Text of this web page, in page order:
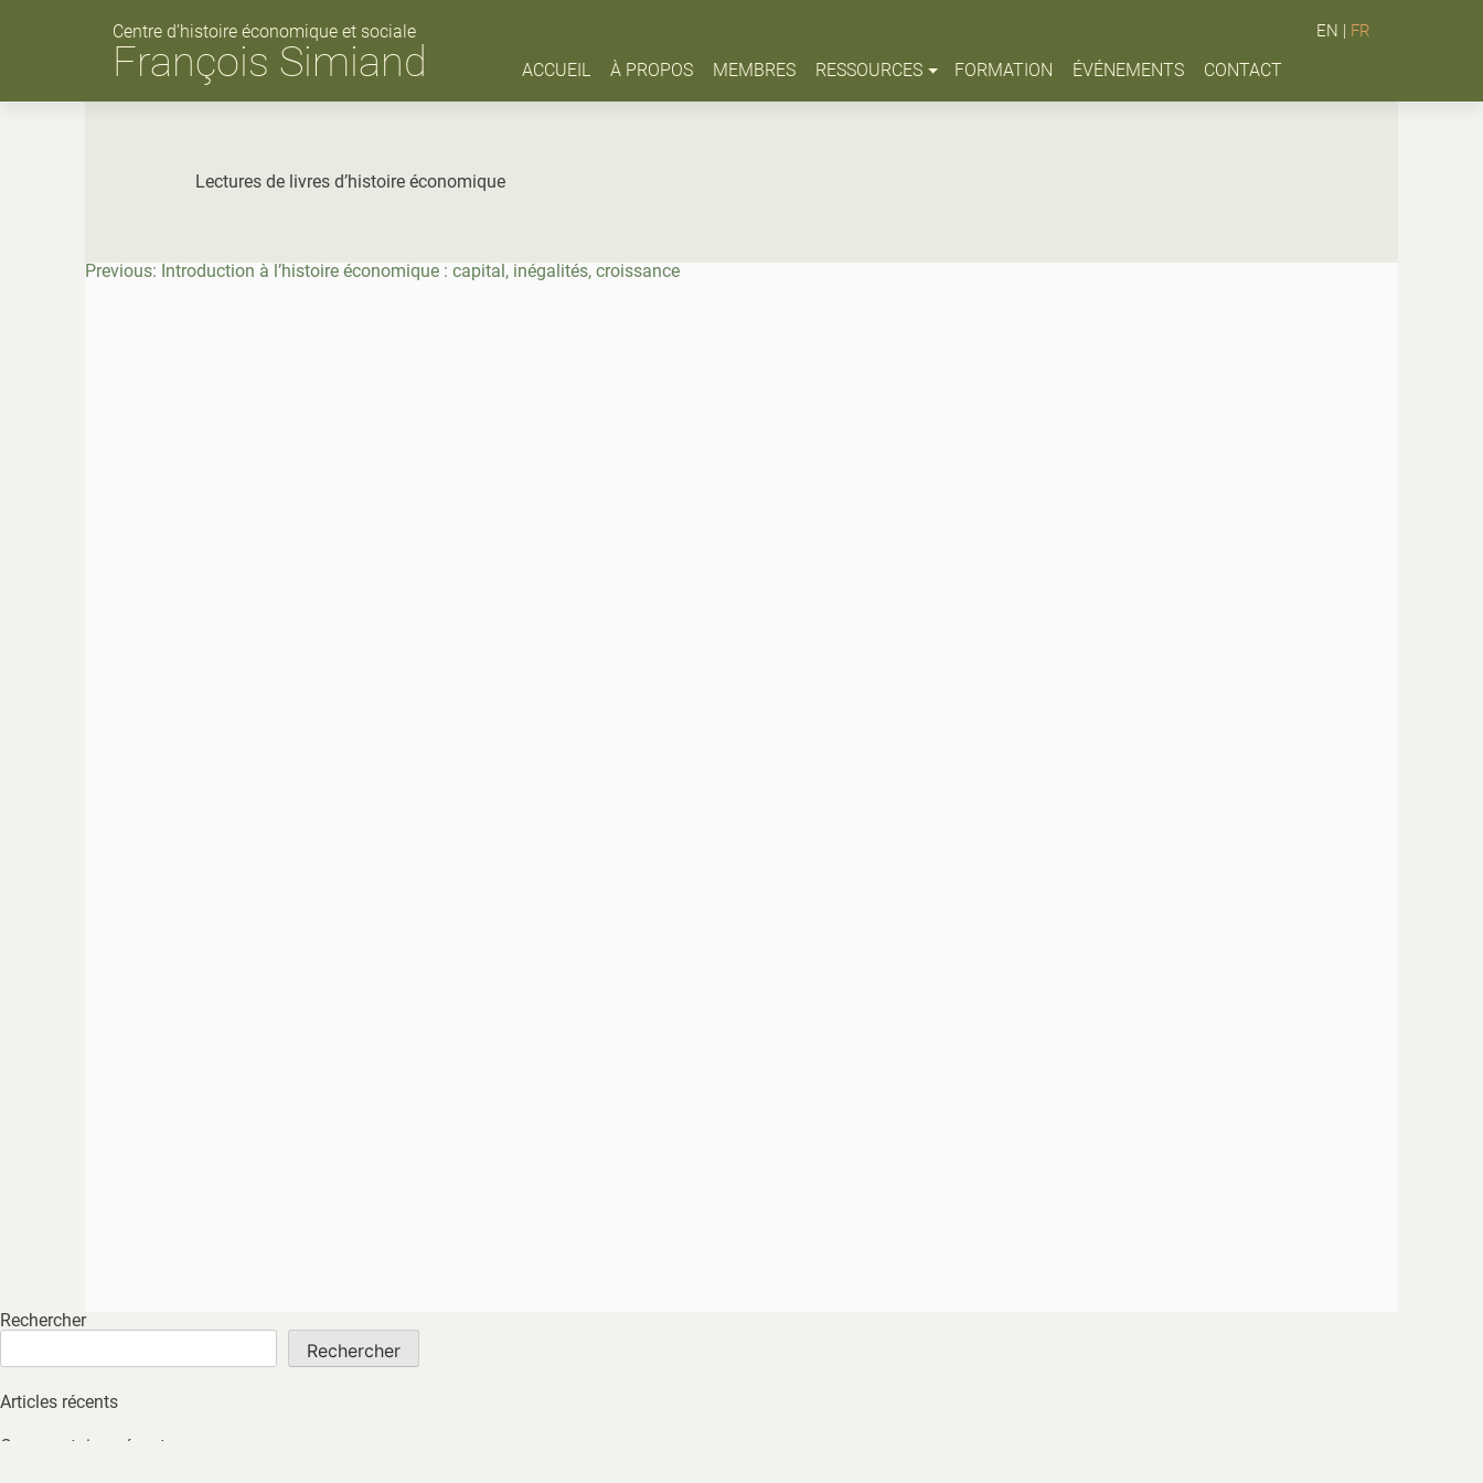
Centre d’histoire économique et sociale
François Simiand ACCUEIL À PROPOS MEMBRES RESSOURCES FORMATION ÉVÉNEMENTS CONTACT
EN | FR
Lectures de livres d’histoire économique
Navigation
Previous: Introduction à l’histoire économique : capital, inégalités, croissance
Rechercher
Rechercher
Articles récents
Commentaires récents